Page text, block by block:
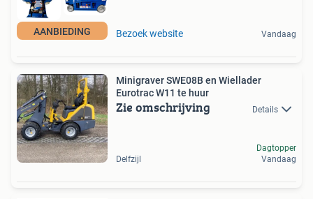
AANBIEDING Bezoek website Vandaag
Minigraver SWE08B en Wiellader
Eurotrac W11 te huur
Zie omschrijving Details
Delfzijl
Dagtopper
Vandaag